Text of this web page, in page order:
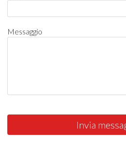
Messaggio
Invia